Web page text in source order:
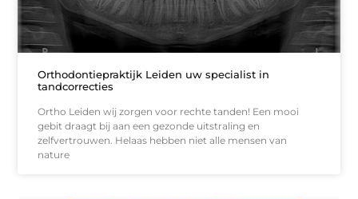
Orthodontiepraktijk Leiden uw specialist in
tandcorrecties
Ortho Leiden wij zorgen voor rechte tanden! Een mooi
gebit draagt bij aan een gezonde uitstraling en
zelfvertrouwen. Helaas hebben niet alle mensen van
nature